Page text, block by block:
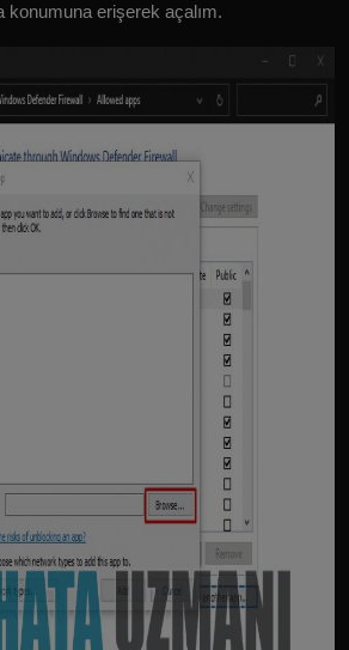
konumuna erişerek açalım.